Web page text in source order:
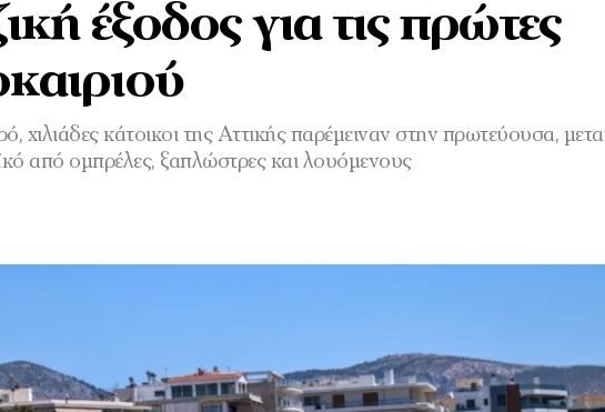
έξοδος για τις πρώτες
χιλιάδες κάτοικοι της Αττικής παρέμειναν στην πρωτεύουσα,
από ομπρέλες, ξαπλώστρες και λουόμενους